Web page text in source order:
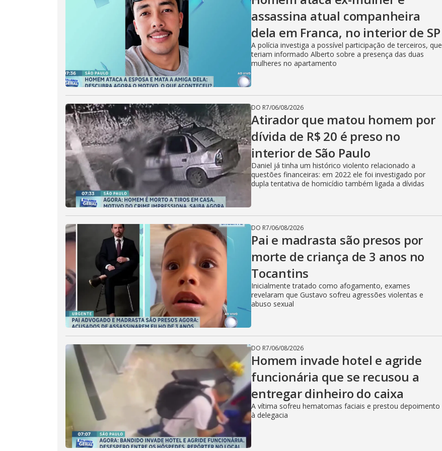
assassina atual companheira
dela em Franca, no interior de SP
A polícia investiga a possível participação de terceiros, que
teriam informado Alberto sobre a presença das duas
mulheres no apartamento
DO R7/06/08/2026
Atirador que matou homem por
dívida de R$ 20 é preso no
interior de São Paulo
Daniel já tinha um histórico violento relacionado a
questões financeiras: em 2022 ele foi investigado por
dupla tentativa de homicídio também ligada a dívidas
DO R7/06/08/2026
Pai e madrasta são presos por
morte de criança de 3 anos no
Tocantins
Inicialmente tratado como afogamento, exames
revelaram que Gustavo sofreu agressões violentas e
abuso sexual
DO R7/06/08/2026
Homem invade hotel e agride
funcionária que se recusou a
entregar dinheiro do caixa
A vítima sofreu hematomas faciais e prestou depoimento
à delegacia